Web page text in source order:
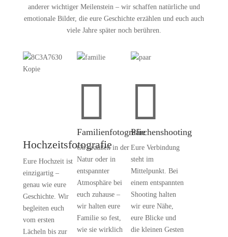
anderer wichtiger Meilenstein – wir schaffen natürliche und
emotionale Bilder, die eure Geschichte erzählen und euch auch
viele Jahre später noch berühren.
Hochzeitsfotografie
Eure Hochzeit ist
einzigartig –
genau wie eure
Geschichte. Wir
begleiten euch
vom ersten
Lächeln bis zur

Familienfotografie
Ob draußen in der
Natur oder in
entspannter
Atmosphäre bei
euch zuhause –
wir halten eure
Familie so fest,
wie sie wirklich

Pärchenshooting
Eure Verbindung
steht im
Mittelpunkt. Bei
einem entspannten
Shooting halten
wir eure Nähe,
eure Blicke und
die kleinen Gesten